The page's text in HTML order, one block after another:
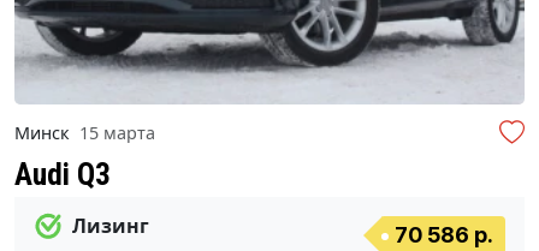
Минск 15 марта
Audi Q3
Лизинг
70 586 р.